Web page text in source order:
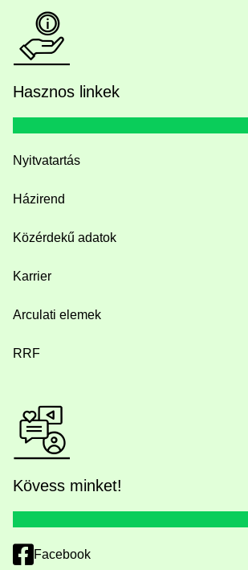
Hasznos linkek
Nyitvatartás
Házirend
Közérdekű adatok
Karrier
Arculati elemek
RRF
Kövess minket!
Facebook